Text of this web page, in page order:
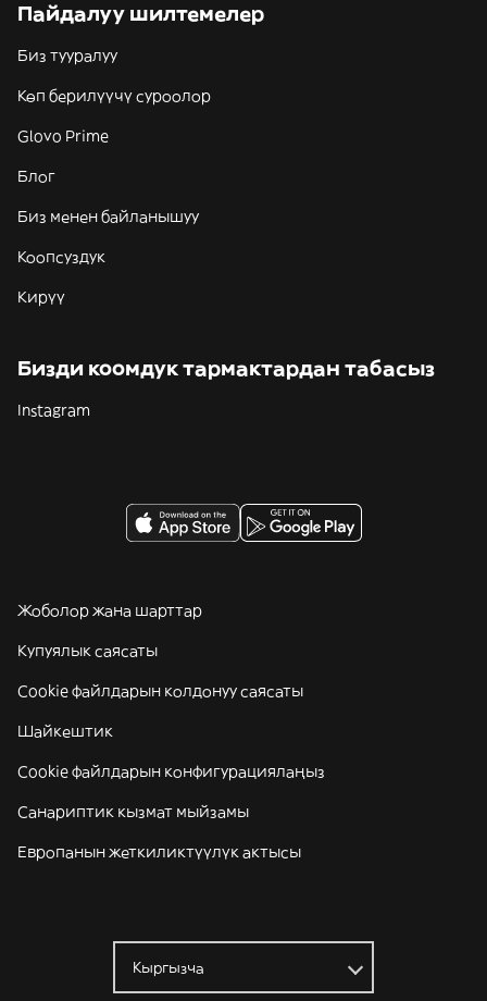
Пайдалуу шилтемелер
Биз тууралуу
Көп берилүүчү суроолор
Glovo Prime
Блог
Биз менен байланышуу
Коопсуздук
Кирүү
Бизди коомдук тармактардан табасыз
Instagram
Жоболор жана шарттар
Купуялык саясаты
Cookie файлдарын колдонуу саясаты
Шайкештик
Cookie файлдарын конфигурациялаңыз
Санариптик кызмат мыйзамы
Европанын жеткиликтүүлүк актысы